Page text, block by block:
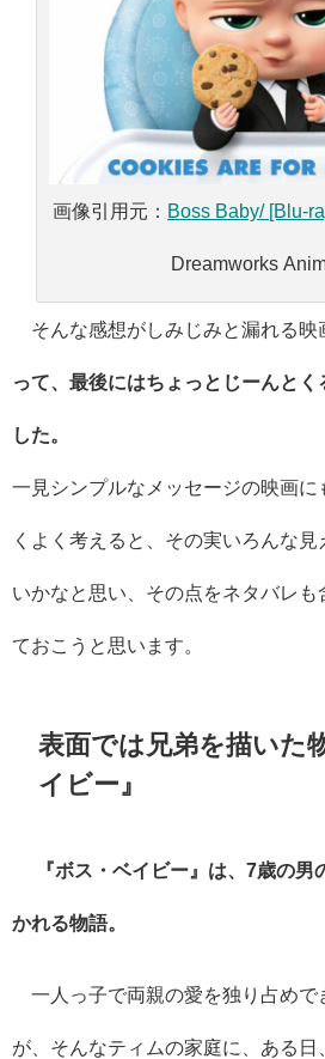
画像引用元： Boss Baby/ [Blu-
Dreamworks
そんな感想がしみじみと漏れる映
って、最後にはちょっとじーんと
した。
一見シンプルなメッセージの映画に
くよく考えると、その実いろんな
いかなと思い、その点をネタバレも
ておこうと思います。
表面では兄弟を描いた
イビー』
『ボス・ベイビー』は、7歳の
かれる物語。
一人っ子で両親の愛を独り占めで
が、そんなティムの家庭に、ある日